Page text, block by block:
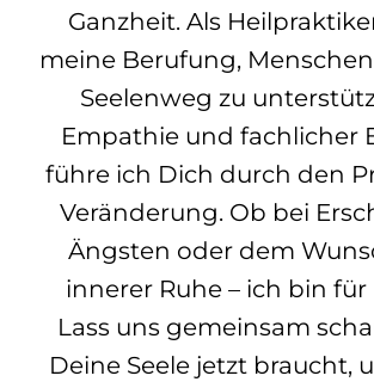
Ganzheit. Als
meine Berufung,
Seelenweg zu
Empathie und fachlicher
führe ich Dich durch den
Veränderung. Ob bei
Ängsten oder dem
innerer Ruhe – ich bin für
Lass uns gemeinsam
Deine Seele jetzt braucht,